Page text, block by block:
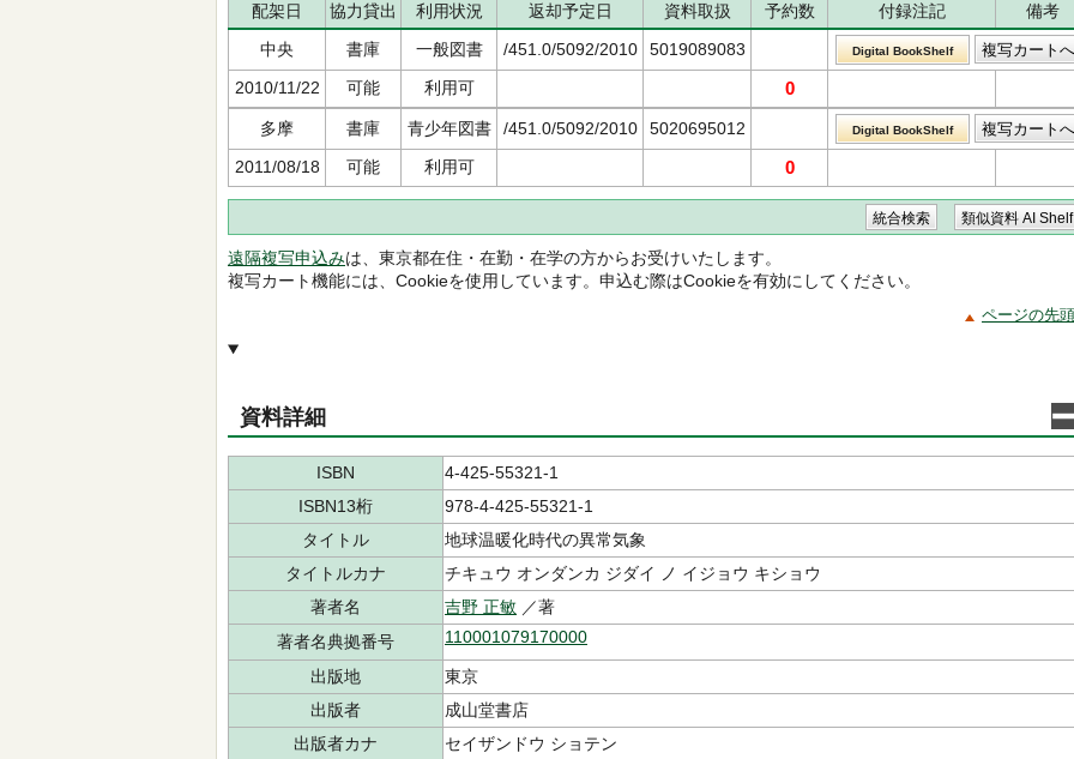
配架日
協力貸出 利用状況 返却予定日 資料取扱 予約数 付録注記
備考
中央
書庫 一般図書 /451.0/5092/2010 5019089083 Digital BookShelf
2010/11/22 可能 利用可 0
多摩 書庫 青少年図書 /451.0/5092/2010 5020695012 Digital BookShelf
2011/08/18 可能 利用可 0
遠隔複写申込みは、東京都在住・在勤・在学の方からお受けいたします。
複写カート機能には、Cookieを使用しています。申込む際はCookieを有効にしてください。
ページの先
資料詳細
ISBN
4-425-55321-1
ISBN13桁
978-4-425-55321-1
タイトル
地球温暖化時代の異常気象
タイトルカナ
チキュウ オンダンカ ジダイ ノ イジョウ キショウ
著者名
吉野 正敏 ／著
著者名典拠番号
110001079170000
出版地
東京
出版者
成山堂書店
出版者カナ
セイザンドウ ショテン